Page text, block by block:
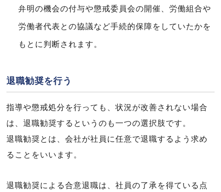
弁明の機会の付与や懲戒委員会の開催、労働組合や
労働者代表との協議など手続的保障をしていたかを
もとに判断されます。
退職勧奨を行う
指導や懲戒処分を行っても、状況が改善されない場合
は、退職勧奨するというのも一つの選択肢です。
退職勧奨とは、会社が社員に任意で退職するよう求め
ることをいいます。
退職勧奨による合意退職は、社員の了承を得ている点